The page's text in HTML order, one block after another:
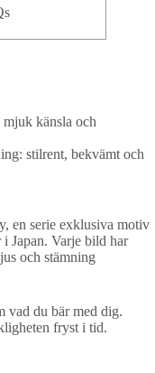
känsla och
stilrent, bekvämt och
en serie exklusiva motiv
Japan. Varje bild har
och stämning
vad du bär med dig.
fryst i tid.